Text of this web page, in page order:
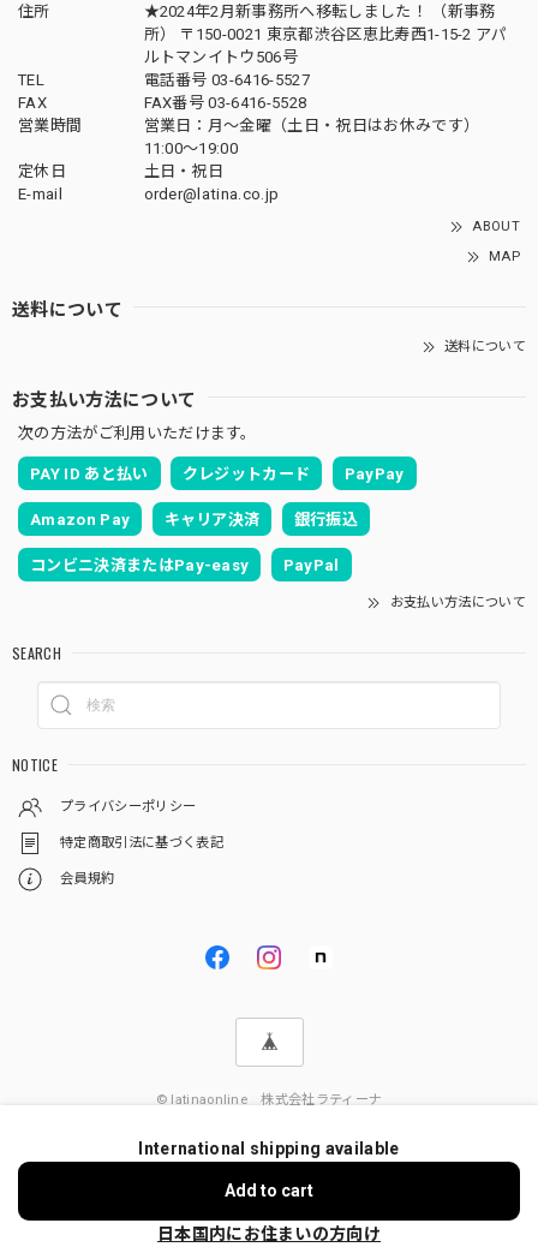
住所
★2024年2月新事務所へ移転しました！ （新事務
所） 〒150-0021 東京都渋谷区恵比寿西1-15-2 アパ
ルトマンイトウ506号
TEL
電話番号 03-6416-5527
FAX
FAX番号 03-6416-5528
営業時間
営業日：月〜金曜（土日・祝日はお休みです）
11:00〜19:00
定休日
土日・祝日
E-mail
order@latina.co.jp
ABOUT
MAP
送料について
送料について
お支払い方法について
次の方法がご利用いただけます。
PAY ID あと払い クレジットカード PayPay
Amazon Pay キャリア決済 銀行振込
コンビニ決済またはPay-easy PayPal
お支払い方法について
SEARCH
NOTICE
プライバシーポリシー
特定商取引法に基づく表記
会員規約
© latinaonline 株式会社ラティーナ
International shipping available
Add to cart
日本国内にお住まいの方向け